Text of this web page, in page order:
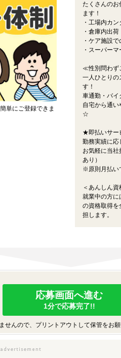
単にご登録できま
たくさんのお
ます！
・工場内カ
・倉庫内出荷
・ケア施設で
・スーパー
≪性別問わず
一人ひとりの
す！
車通勤・バイ
自宅から通
☆
★即払いサー
勤務実績に応
お気軽に当
あり）
※原則月払い
＜あんしん資
就業中の方に
の資格取得を
担します。
応募画面へ進む
1分で応募完了!!
んので、プリントアウトして保管をお願